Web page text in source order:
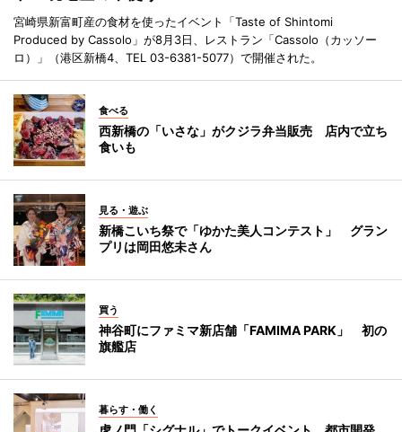
宮崎県新富町産の食材を使ったイベント「Taste of Shintomi
Produced by Cassolo」が8月3日、レストラン「Cassolo（カッソー
ロ）」（港区新橋4、TEL 03-6381-5077）で開催された。
食べる
西新橋の「いさな」がクジラ弁当販売 店内で立ち
食いも
見る・遊ぶ
新橋こいち祭で「ゆかた美人コンテスト」 グラン
プリは岡田悠未さん
買う
神谷町にファミマ新店舗「FAMIMA PARK」 初の
旗艦店
暮らす・働く